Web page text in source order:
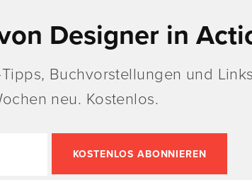
Designer in
Buchvorstellungen und
neu. Kostenlos.